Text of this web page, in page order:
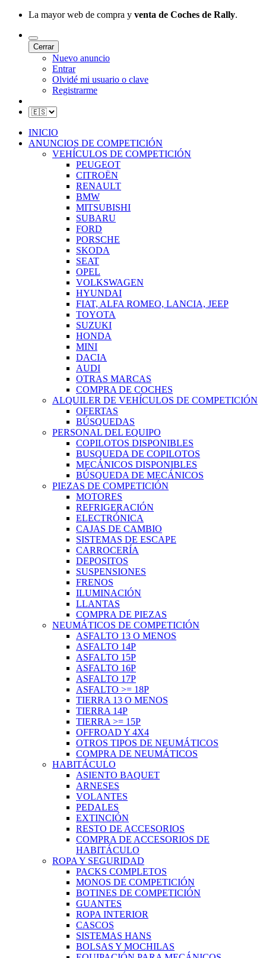
La mayor web de compra y venta de Coches de Rally.
Cerrar
Nuevo anuncio
Entrar
Olvidé mi usuario o clave
Registrarme
INICIO
ANUNCIOS DE COMPETICIÓN
VEHÍCULOS DE COMPETICIÓN
PEUGEOT
CITROËN
RENAULT
BMW
MITSUBISHI
SUBARU
FORD
PORSCHE
SKODA
SEAT
OPEL
VOLKSWAGEN
HYUNDAI
FIAT, ALFA ROMEO, LANCIA, JEEP
TOYOTA
SUZUKI
HONDA
MINI
DACIA
AUDI
OTRAS MARCAS
COMPRA DE COCHES
ALQUILER DE VEHÍCULOS DE COMPETICIÓN
OFERTAS
BÚSQUEDAS
PERSONAL DEL EQUIPO
COPILOTOS DISPONIBLES
BUSQUEDA DE COPILOTOS
MECÁNICOS DISPONIBLES
BÚSQUEDA DE MECÁNICOS
PIEZAS DE COMPETICIÓN
MOTORES
REFRIGERACIÓN
ELECTRÓNICA
CAJAS DE CAMBIO
SISTEMAS DE ESCAPE
CARROCERÍA
DEPOSITOS
SUSPENSIONES
FRENOS
ILUMINACIÓN
LLANTAS
COMPRA DE PIEZAS
NEUMÁTICOS DE COMPETICIÓN
ASFALTO 13 O MENOS
ASFALTO 14P
ASFALTO 15P
ASFALTO 16P
ASFALTO 17P
ASFALTO >= 18P
TIERRA 13 O MENOS
TIERRA 14P
TIERRA >= 15P
OFFROAD Y 4X4
OTROS TIPOS DE NEUMÁTICOS
COMPRA DE NEUMÁTICOS
HABITÁCULO
ASIENTO BAQUET
ARNESES
VOLANTES
PEDALES
EXTINCIÓN
RESTO DE ACCESORIOS
COMPRA DE ACCESORIOS DE
HABITÁCULO
ROPA Y SEGURIDAD
PACKS COMPLETOS
MONOS DE COMPETICIÓN
BOTINES DE COMPETICIÓN
GUANTES
ROPA INTERIOR
CASCOS
SISTEMAS HANS
BOLSAS Y MOCHILAS